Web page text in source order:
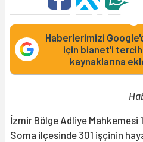
Haberlerimizi
için bianet'i
kaynaklarına
İzmir Bölge Adliye Mahkemesi
Soma ilçesinde 301 işçinin